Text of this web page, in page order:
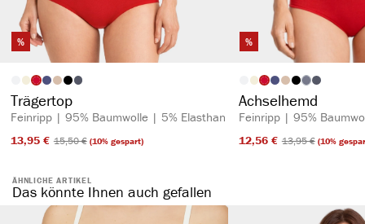
%
Artikelfarbeauswählen
Trägertop
Feinripp | 95% Baumwolle | 5% Elasthan
13,95 €​ 15,50 €​(10% gespart)
%
Artikelfarbe(Diese Option
Achselhemd
Feinripp | 95%
12,56 €​ 13,95 €​(10%
ÄHNLICHE ARTIKEL
Das könnte Ihnen auch gefallen